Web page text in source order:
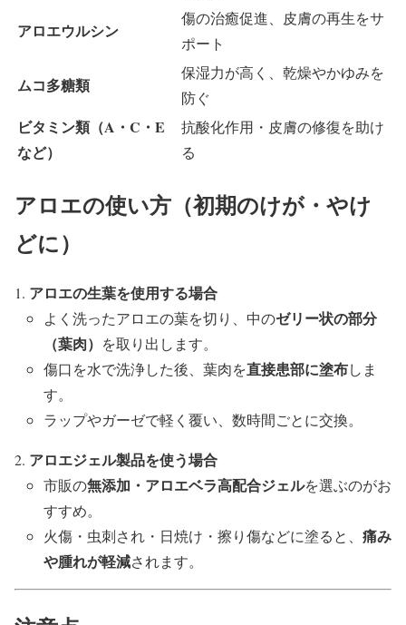
アロエウルシン
傷の治癒促進、皮膚の再生をサ
ポート
ムコ多糖類
保湿力が高く、乾燥やかゆみを
防ぐ
ビタミン類（A・C・E
など）
抗酸化作用・皮膚の修復を助け
る
アロエの使い方（初期のけが・やけ
どに）
アロエの生葉を使用する場合
よく洗ったアロエの葉を切り、中のゼリー状の部分
（葉肉） を取り出します。
傷口を水で洗浄した後、葉肉を直接患部に塗布しま
す。
ラップやガーゼで軽く覆い、数時間ごとに交換。
アロエジェル製品を使う場合
市販の無添加・アロエベラ高配合ジェルを選ぶのがお
すすめ。
火傷・虫刺され・日焼け・擦り傷などに塗ると、 痛み
や腫れが軽減されます。